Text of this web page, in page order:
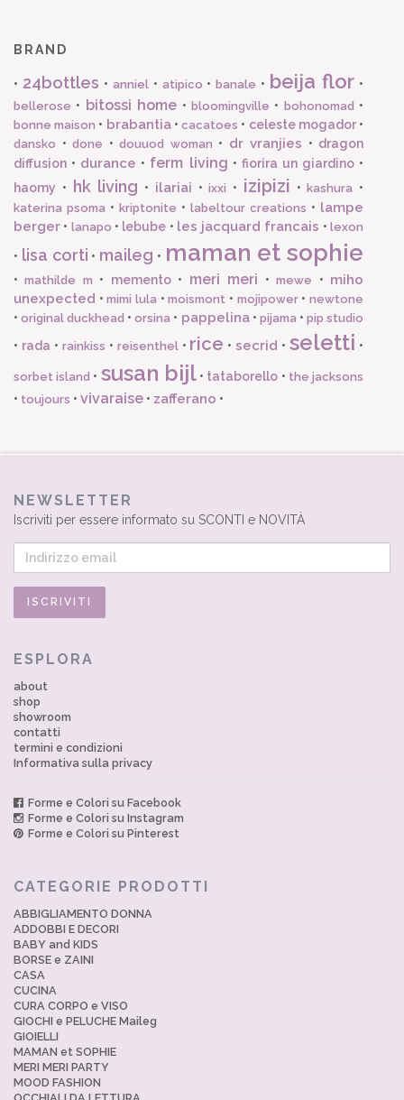
BRAND
• 24bottles • anniel• atipico •banale • beija flor •
bellerose • bitossi home • bloomingville • bohonomad •
bonne maison • brabantia•cacatoes • celeste mogador•
dansko • done • douuod woman • dr vranjies • dragon
diffusion • durance • ferm living • fiorira un giardino•
haomy • hk living • ilariai •ixxi • izipizi •kashura •
katerina psoma • kriptonite • labeltour creations • lampe
berger • lanapo • lebube • les jacquard francais •lexon
• lisa corti • maileg • maman et sophie
•mathilde m • memento• meri meri •mewe • miho
unexpected •mimi lula •moismont • mojipower•newtone
•original duckhead •orsina • pappelina• pijama • pip studio
• rada • rainkiss • reisenthel• rice •secrid •seletti •
sorbet island • susan bijl• tataborello • the jacksons
• toujours • vivaraise • zafferano •
NEWSLETTER
Iscriviti per essere informato su SCONTI e NOVITÀ
ESPLORA
about
shop
showroom
contatti
termini e condizioni
Informativa sulla privacy
Forme e Colori su Facebook
Forme e Colori su Instagram
Forme e Colori su Pinterest
CATEGORIE PRODOTTI
ABBIGLIAMENTO DONNA
ADDOBBI E DECORI
BABY and KIDS
BORSE e ZAINI
CASA
CUCINA
CURA CORPO e VISO
GIOCHI e PELUCHE Maileg
GIOIELLI
MAMAN et SOPHIE
MERI MERI PARTY
MOOD FASHION